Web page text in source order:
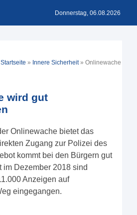
Donnerstag, 06.08.2026
Startseite » Innere Sicherheit» Onlinewache
wird gut
Onlinewache bietet das
Zugang zur Polizei des
kommt bei den Bürgern gut
im Dezember 2018 sind
Anzeigen auf
eingegangen.